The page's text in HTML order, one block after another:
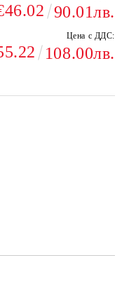
90.01лв.
Цена с ДДС:
108.00лв.